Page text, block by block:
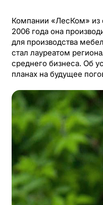
Компании «ЛесКом» из
2006 года она
для производства
стал лауреатом
среднего бизнеса. Об
планах на будущее